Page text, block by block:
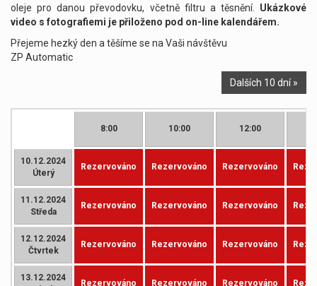
oleje pro danou převodovku, včetně filtru a těsnění.
Ukázkové
video s fotografiemi je přiloženo pod on-line kalendářem.
Přejeme hezký den a těšíme se na Vaši návštěvu
ZP Automatic
Dalších 10 dní »
8:00 10:00 12:00
10.12.2024
Úterý
Rezervováno Rezervováno Rezervováno
11.12.2024
Středa
Rezervováno Rezervováno Rezervováno
12.12.2024
Čtvrtek
Rezervováno Rezervováno Rezervováno
13.12.2024
Rezervováno Rezervováno Rezervováno